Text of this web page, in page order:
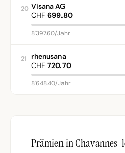
20 Visana AG
CHF 699.80
8'397.60/Jahr
21 rhenusana
CHF 720.70
8'648.40/Jahr
Prämien in